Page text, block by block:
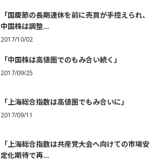
「国慶節の長期連休を前に売買が手控えられ、
中国株は調整...
2017/10/02
「中国株は高値圏でのもみ合い続く」
2017/09/25
「上海総合指数は高値圏でもみ合いに」
2017/09/11
「上海総合指数は共産党大会へ向けての市場安
定化期待で再...